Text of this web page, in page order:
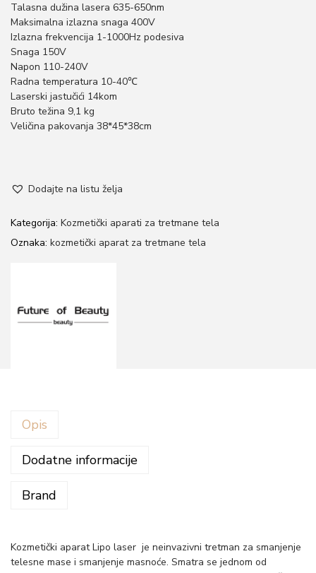
Talasna dužina lasera ​​635-650nm
Maksimalna izlazna snaga 400V
Izlazna frekvencija 1-1000Hz podesiva
Snaga 150V
Napon 110-240V
Radna temperatura 10-40℃
Laserski jastučići 14kom
Bruto težina 9,1 kg
Veličina pakovanja 38*45*38cm
Dodajte na listu želja
Kategorija: Kozmetički aparati za tretmane tela
Oznaka: kozmetički aparat za tretmane tela
Opis
Dodatne informacije
Brand
Kozmetički aparat Lipo laser je neinvazivni tretman za smanjenje
telesne mase i smanjenje masnoće. Smatra se jednom od